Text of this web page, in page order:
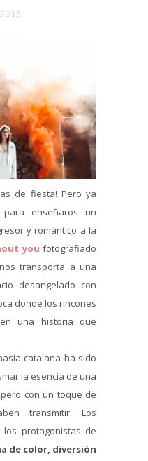
de fiesta! Pero ya
enseñaros un
y romántico a la
you fotografiado
nos transporta a una
desangelado con
donde los rincones
una historia que
catalana ha sido
la esencia de una
con un toque de
transmitir. Los
los protagonistas de
de color, diversión